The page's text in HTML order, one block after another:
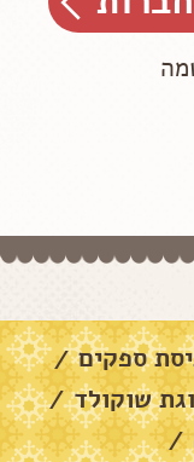
ספקים /
שוקולד /
/